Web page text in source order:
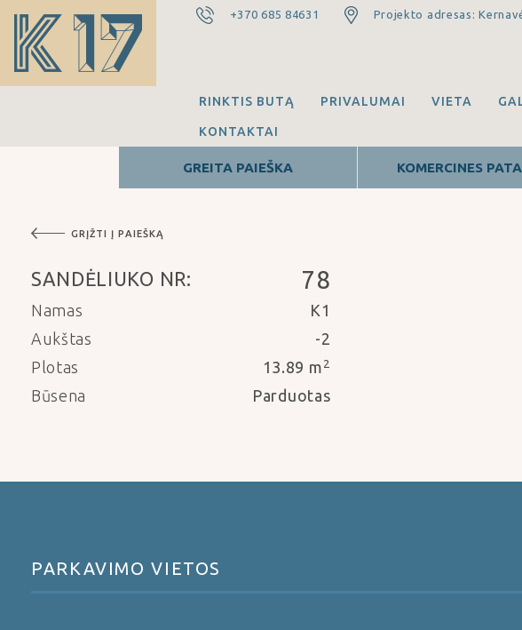
+370 685 84631 Projekto adresas:
RINKTIS BUTĄ PRIVALUMAI VIETA
KONTAKTAI
GREITA PAIEŠKA KOMERCINES
GRĮŽTI Į PAIEŠKĄ
SANDĖLIUKO NR: 78
Namas
K1
Aukštas
-2
Plotas
13.89 m2
Būsena Parduotas
PARKAVIMO VIETOS